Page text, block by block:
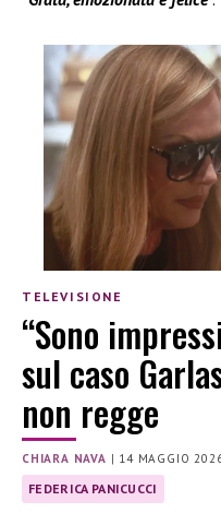
TELEVISIONE
“Sono
sul caso
non regge
CHIARA NAVA | 14 MAGGIO
FEDERICA PANICUCCI